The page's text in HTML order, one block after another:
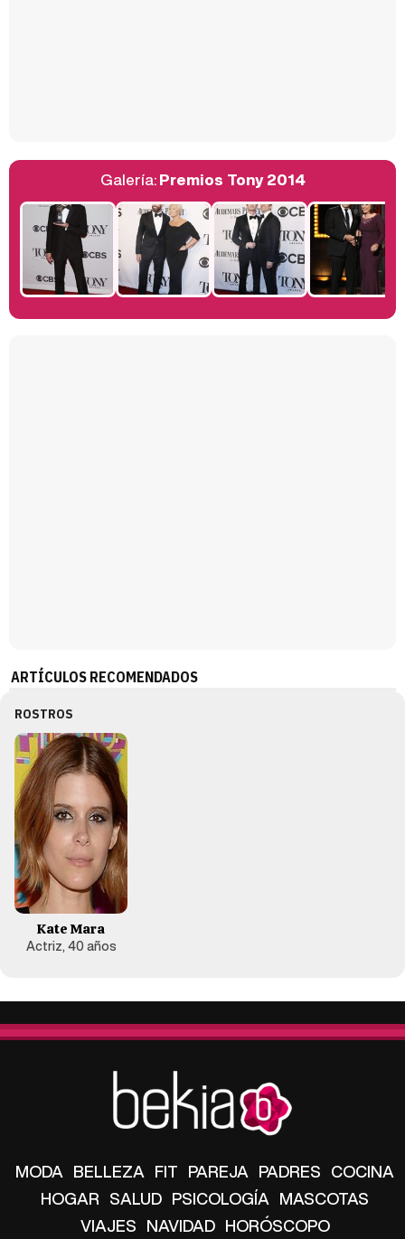
Manu Baqueiro: "Tuve como referente a Bruce Willis en 'Luz de Luna' para mi trabajo en la serie 'Perdiendo el juicio'"
Galería:Premios Tony 2014
ARTÍCULOS RECOMENDADOS
ROSTROS
Kate Mara
Actriz, 40 años
MODA BELLEZA FIT PAREJA PADRES COCINA
HOGAR SALUD PSICOLOGÍA MASCOTAS
VIAJES NAVIDAD HORÓSCOPO